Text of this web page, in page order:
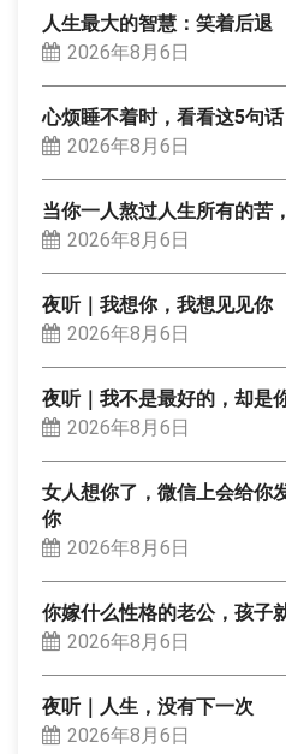
人生最大的智慧：笑着后退
2026年8月6日
心烦睡不着时，看看这5句
2026年8月6日
当你一人熬过人生所有的苦
2026年8月6日
夜听｜我想你，我想见见你
2026年8月6日
夜听｜我不是最好的，却是
2026年8月6日
女人想你了，微信上会给你
你
2026年8月6日
你嫁什么性格的老公，孩子
2026年8月6日
夜听｜人生，没有下一次
2026年8月6日